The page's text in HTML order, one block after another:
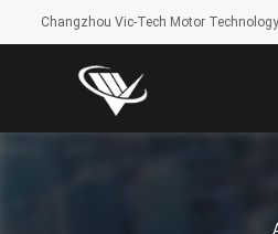
Changzhou Vic-Tech Motor